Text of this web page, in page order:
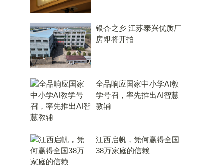
银杏之乡 江苏泰兴优质厂
房即将开拍
全品响应国家中小学AI教
学号召，率先推出AI智慧
教辅
江西启帆，凭何赢得全国
38万家庭的信赖